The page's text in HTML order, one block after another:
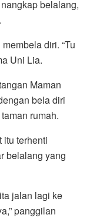
belalang,
diri. “Tu
Uni Lia.
Maman
bela diri
rumah.
itu terhenti
belalang yang
jalan lagi ke
panggilan